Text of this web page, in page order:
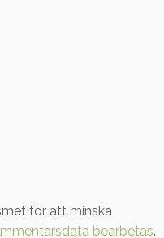
för att minska
bearbetas.